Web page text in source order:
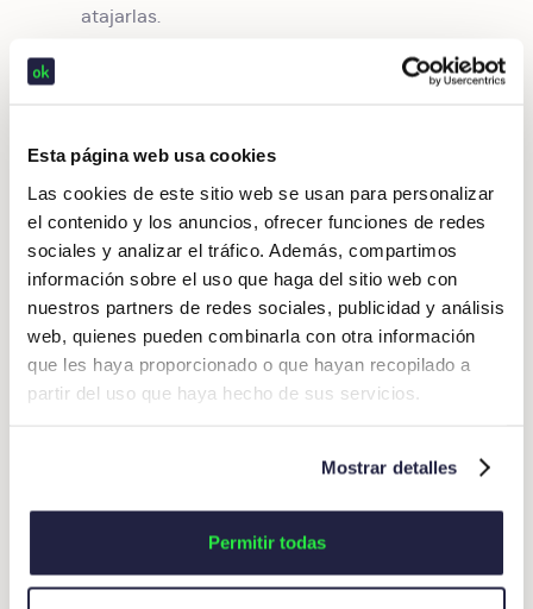
Esta página web usa cookies
Las cookies de este sitio web se usan para personalizar
el contenido y los anuncios, ofrecer funciones de redes
sociales y analizar el tráfico. Además, compartimos
información sobre el uso que haga del sitio web con
nuestros partners de redes sociales, publicidad y análisis
web, quienes pueden combinarla con otra información
que les haya proporcionado o que hayan recopilado a
partir del uso que haya hecho de sus servicios.
Mostrar detalles
Permitir todas
atajarlas.
gestión de gastos permite realizar un seguimiento
de los objetivos, identificar las áreas que no están
consiguiendo los resultados esperados,hacer
proyecciones de futuro basadas en información
fiable y anticiparse a los problemas para poder
solucionarlos antes de que sea tarde.